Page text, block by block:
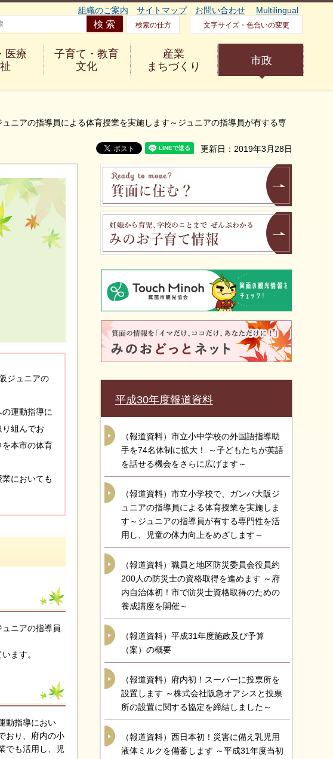
組織のご案内 サイトマップ お問い合わせ Multilingual
検索の仕方 文字サイズ・色合いの変更
医療
子育て・教育
文化
産業
まちづくり
市政
ニアの指導員による体育授業を実施します～ジュニアの指導員が有する専
更新日：2019年3月28日
ジュニアの
運動指導に
組んでお
を本市の体育
においても
ニアの指導員
ます。
動指導におい
おり、府内の小
でも活用し、児
平成30年度報道資料
（報道資料）市立小中学校の外国語指導助
手を74名体制に拡大！ ～子どもたちが英語
を話せる機会をさらに広げます～
（報道資料）市立小学校で、ガンバ大阪ジ
ュニアの指導員による体育授業を実施しま
す～ジュニアの指導員が有する専門性を活
用し、児童の体力向上をめざします～
（報道資料）職員と地区防災委員会役員約
200人の防災士の資格取得を進めます ～府
内自治体初！市で防災士資格取得のための
養成講座を開催～
（報道資料）平成31年度施政及び予算
（案）の概要
（報道資料）府内初！スーパーに投票所を
設置します ～株式会社阪急オアシスと投票
所の設置に関する協定を締結しました～
（報道資料）西日本初！災害に備え乳児用
液体ミルクを備蓄します ～平成31年度当初